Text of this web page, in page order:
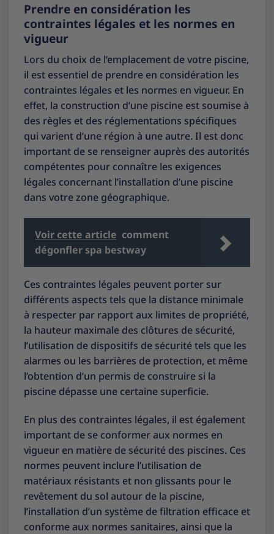
Prendre en considération les
contraintes légales et les normes en
vigueur
Lors du choix de l’emplacement de votre piscine,
il est essentiel de prendre en considération les
contraintes légales et les normes en vigueur. En
effet, la construction d’une piscine est soumise à
des règles et des réglementations spécifiques
qui varient d’une région à une autre. Il est donc
important de se renseigner auprès des autorités
compétentes pour connaître les exigences
légales concernant l’installation d’une piscine
dans votre zone géographique.
Voir cette article comment
dégonfler spa bestway
Ces contraintes légales peuvent porter sur
différents aspects tels que la distance minimale
à respecter par rapport aux limites de propriété,
la hauteur maximale des clôtures de sécurité,
l’utilisation de dispositifs de sécurité tels que les
alarmes ou les barrières de protection, et même
l’obtention d’un permis de construire si la
piscine dépasse une certaine superficie.
En plus des contraintes légales, il est également
important de se conformer aux normes en
vigueur en matière de sécurité des piscines. Ces
normes peuvent inclure l’utilisation de
matériaux résistants et non glissants pour le
revêtement du sol autour de la piscine,
l’installation d’un système de filtration efficace et
conforme aux normes sanitaires, ainsi que la